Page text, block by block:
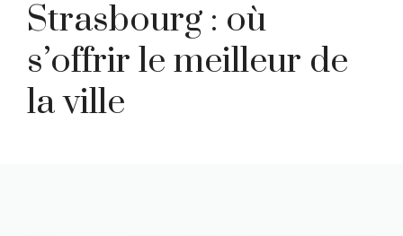
Strasbourg : où
s’offrir le meilleur de
la ville